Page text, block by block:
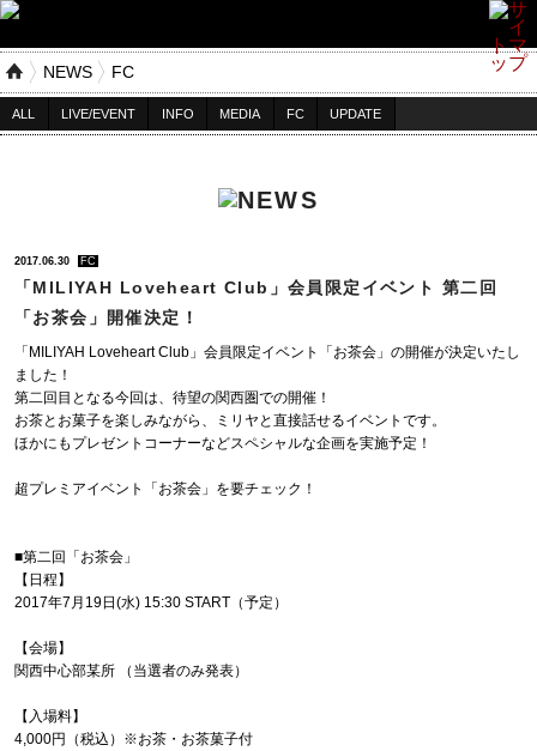
NEWS FC
ALL LIVE/EVENT INFO MEDIA FC UPDATE
2017.06.30 FC
「MILIYAH Loveheart Club」会員限定イベント 第二回
「お茶会」開催決定！
「MILIYAH Loveheart Club」会員限定イベント「お茶会」の開催が決定いたし
ました！
第二回目となる今回は、待望の関西圏での開催！
お茶とお菓子を楽しみながら、ミリヤと直接話せるイベントです。
ほかにもプレゼントコーナーなどスペシャルな企画を実施予定！
超プレミアイベント「お茶会」を要チェック！
■第二回「お茶会」
【日程】
2017年7月19日(水) 15:30 START（予定）
【会場】
関西中心部某所 （当選者のみ発表）
【入場料】
4,000円（税込）※お茶・お茶菓子付